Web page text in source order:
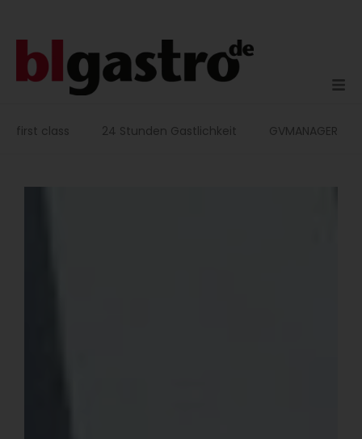
first class 24 Stunden Gastlichkeit GVMANAGER